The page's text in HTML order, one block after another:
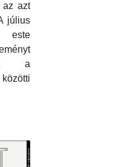
az azt
július
este
a